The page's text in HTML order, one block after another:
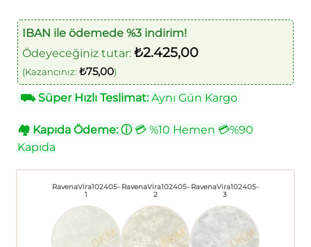
IBAN ile ödemede %3 indirim!
Ödeyeceğiniz tutar: ₺2.425,00
(Kazancınız: ₺75,00)
⛟Süper Hızlı Teslimat:Aynı Gün Kargo
🏘 Kapıda Ödeme: ⓘ💳 %10 Hemen 💳%90
Kapıda
RavenaVira102405-
1
RavenaVira102405-
2
RavenaVira102405-
3